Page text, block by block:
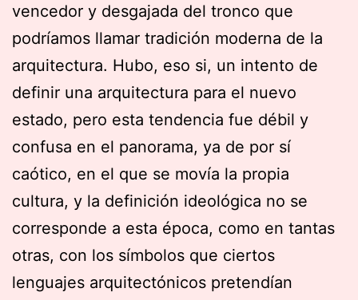
vencedor y desgajada del tronco que
podríamos llamar tradición moderna de la
arquitectura. Hubo, eso si, un intento de
definir una arquitectura para el nuevo
estado, pero esta tendencia fue débil y
confusa en el panorama, ya de por sí
caótico, en el que se movía la propia
cultura, y la definición ideológica no se
corresponde a esta época, como en tantas
otras, con los símbolos que ciertos
lenguajes arquitectónicos pretendían